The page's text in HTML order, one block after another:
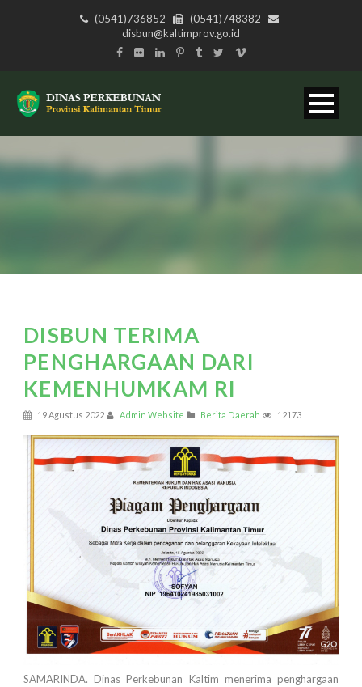
(0541)736852
(0541)748382
disbun@kaltimprov.go.id
DISBUN TERIMA
PENGHARGAAN DARI
KEMENHUMKAM RI
19 Agustus 2022 Admin Website Berita Daerah 12173
SAMARINDA. Dinas Perkebunan Kaltim menerima penghargaan